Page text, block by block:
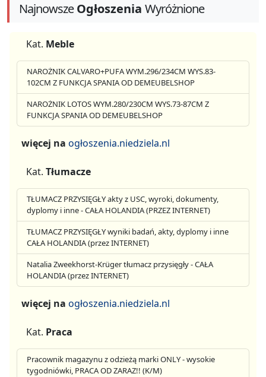
NajnowszeOgłoszenia Wyróżnione
Kat. Meble
NAROŻNIK CALVARO+PUFA WYM.296/234CM WYS.83-
102CM Z FUNKCJA SPANIA OD DEMEUBELSHOP
NAROŻNIK LOTOS WYM.280/230CM WYS.73-87CM Z
FUNKCJA SPANIA OD DEMEUBELSHOP
więcej na ogłoszenia.niedziela.nl
Kat. Tłumacze
TŁUMACZ PRZYSIĘGŁY akty z USC, wyroki, dokumenty,
dyplomy i inne - CAŁA HOLANDIA (PRZEZ INTERNET)
TŁUMACZ PRZYSIĘGŁY wyniki badań, akty, dyplomy i inne
CAŁA HOLANDIA (przez INTERNET)
Natalia Zweekhorst-Krüger tłumacz przysięgły - CAŁA
HOLANDIA (przez INTERNET)
więcej na ogłoszenia.niedziela.nl
Kat. Praca
Pracownik magazynu z odzieżą marki ONLY - wysokie
tygodniówki, PRACA OD ZARAZ!! (K/M)